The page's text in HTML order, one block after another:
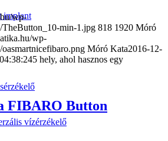
implant
vízérzékelő
wp-
TheButton_10-min-1.jpg 818 1920 Móró
wp-
Móró Kata2016-12-
5 hely, ahol hasznos egy
FIBARO Button